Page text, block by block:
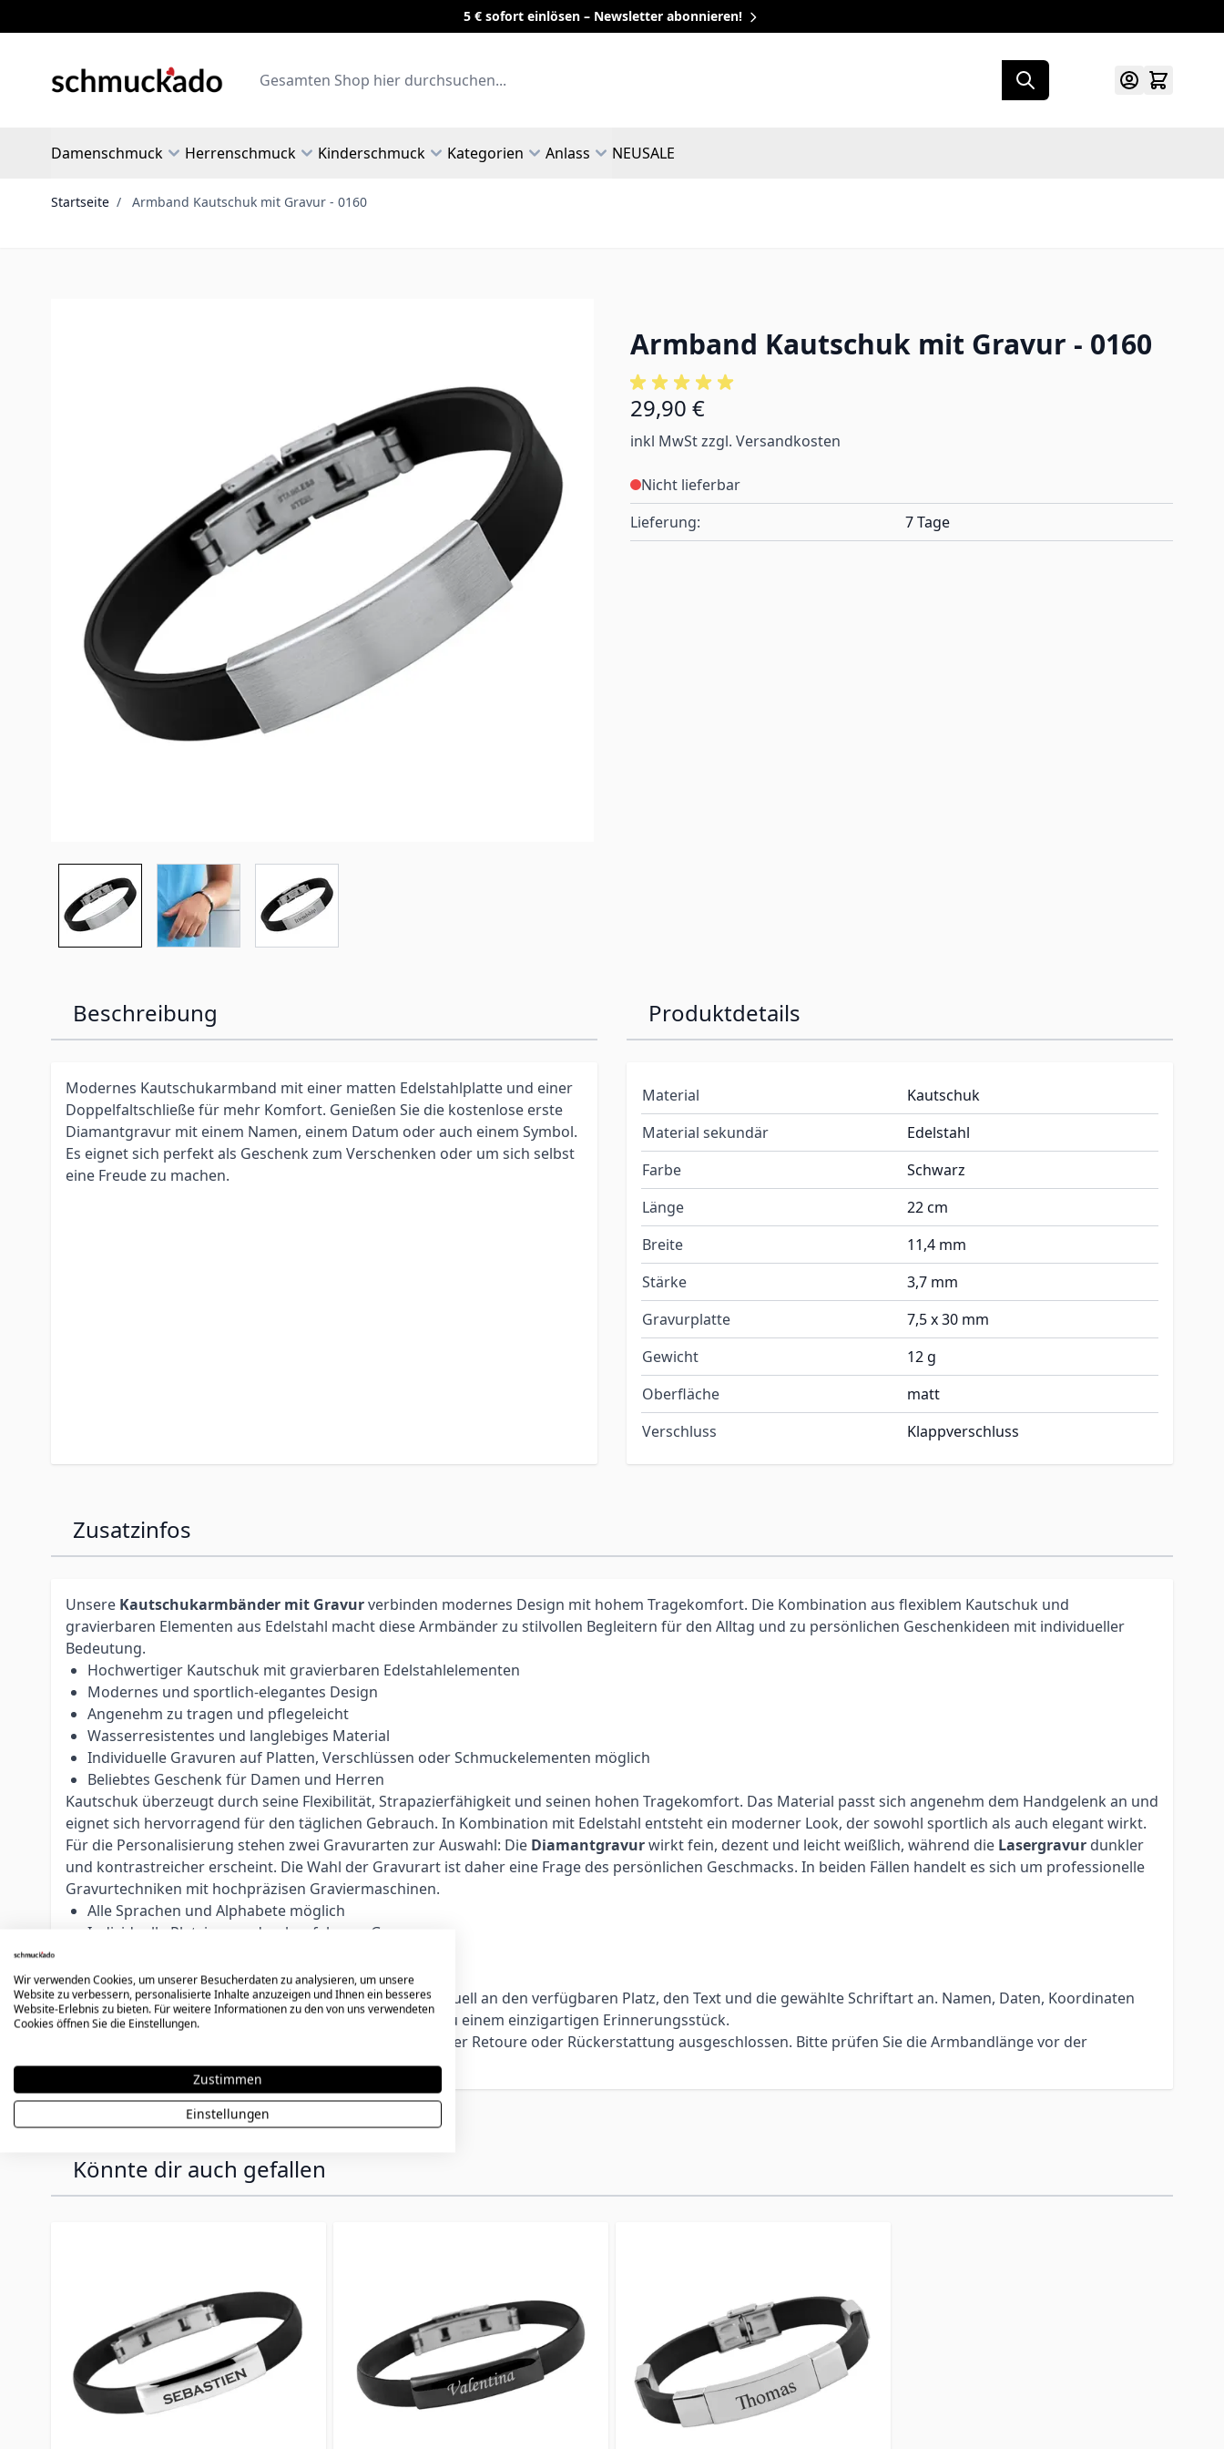
5 € sofort einlösen – Newsletter abonnieren!
Search
Damenschmuck Herrenschmuck Kinderschmuck Kategorien Anlass NEUSALE
Startseite / Armband Kautschuk mit Gravur - 0160
Armband Kautschuk mit Gravur - 0160
29,90 €
inkl MwSt zzgl. Versandkosten
Nicht lieferbar
Lieferung:
7 Tage
Beschreibung
Modernes Kautschukarmband mit einer matten Edelstahlplatte und einer
Doppelfaltschließe für mehr Komfort. Genießen Sie die kostenlose erste
Diamantgravur mit einem Namen, einem Datum oder auch einem Symbol.
Es eignet sich perfekt als Geschenk zum Verschenken oder um sich selbst
eine Freude zu machen.
Produktdetails
Material
Kautschuk
Material sekundär
Edelstahl
Farbe
Schwarz
Länge
22 cm
Breite
11,4 mm
Stärke
3,7 mm
Gravurplatte
7,5 x 30 mm
Gewicht
12 g
Oberfläche
matt
Verschluss
Klappverschluss
Zusatzinfos
Unsere Kautschukarmbänder mit Gravurverbinden modernes Design mit hohem Tragekomfort. Die Kombination aus flexiblem Kautschuk und
gravierbaren Elementen aus Edelstahl macht diese Armbänder zu stilvollen Begleitern für den Alltag und zu persönlichen Geschenkideen mit individueller
Bedeutung.
Hochwertiger Kautschuk mit gravierbaren Edelstahlelementen
Modernes und sportlich-elegantes Design
Angenehm zu tragen und pflegeleicht
Wasserresistentes und langlebiges Material
Individuelle Gravuren auf Platten, Verschlüssen oder Schmuckelementen möglich
Beliebtes Geschenk für Damen und Herren
Kautschuk überzeugt durch seine Flexibilität, Strapazierfähigkeit und seinen hohen Tragekomfort. Das Material passt sich angenehm dem Handgelenk an und
eignet sich hervorragend für den täglichen Gebrauch. In Kombination mit Edelstahl entsteht ein moderner Look, der sowohl sportlich als auch elegant wirkt.
Für die Personalisierung stehen zwei Gravurarten zur Auswahl: Die Diamantgravurwirkt fein, dezent und leicht weißlich, während die Lasergravur dunkler
und kontrastreicher erscheint. Die Wahl der Gravurart ist daher eine Frage des persönlichen Geschmacks. In beiden Fällen handelt es sich um professionelle
Gravurtechniken mit hochpräzisen Graviermaschinen.
Alle Sprachen und Alphabete möglich
Individuelle Platzierung durch erfahrene Graveure
Logos, Symbole und individuelle Gravuren möglich
Unsere erfahrenen Graveure passen jede Gravur individuell an den verfügbaren Platz, den Text und die gewählte Schriftart an. Namen, Daten, Koordinaten
oder persönliche Botschaften machen jedes Armband zu einem einzigartigen Erinnerungsstück.
Personalisierte Artikel sind vom Umtausch, einer Retoure oder Rückerstattung ausgeschlossen. Bitte prüfen Sie die Armbandlänge vor der
Bestellung sorgfältig.
Könnte dir auch gefallen
Wir verwenden Cookies, um unserer Besucherdaten zu analysieren, um unsere
Website zu verbessern, personalisierte Inhalte anzuzeigen und Ihnen ein besseres
Website-Erlebnis zu bieten. Für weitere Informationen zu den von uns verwendeten
Cookies öffnen Sie die Einstellungen.
Zustimmen
Einstellungen